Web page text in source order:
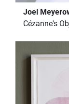
Joel
Cézanne's